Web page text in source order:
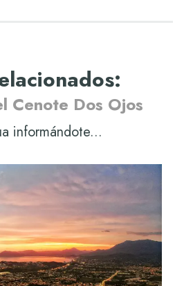
:
Cenote Dos Ojos
informándote...